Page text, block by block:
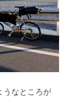
うなところが